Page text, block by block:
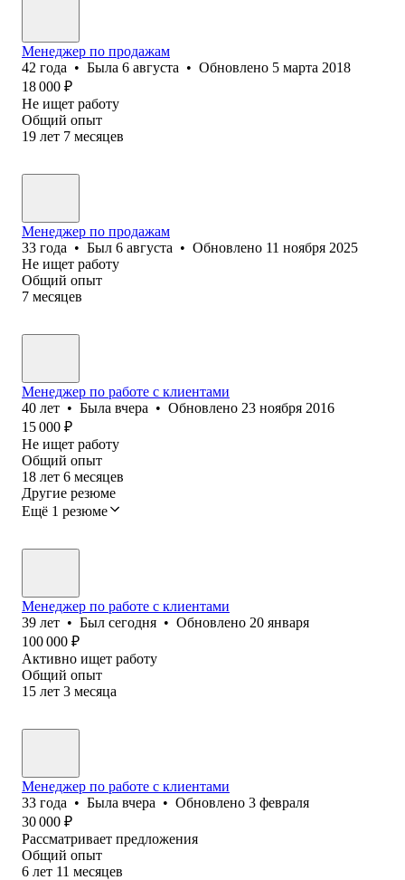
Менеджер по продажам
42 года • Была 6 августа • Обновлено 5 марта 2018
18 000 ₽
Не ищет работу
Общий опыт
19 лет 7 месяцев
Менеджер по продажам
33 года • Был 6 августа • Обновлено 11 ноября 2025
Не ищет работу
Общий опыт
7 месяцев
Менеджер по работе с клиентами
40 лет • Была вчера • Обновлено 23 ноября 2016
15 000 ₽
Не ищет работу
Общий опыт
18 лет 6 месяцев
Другие резюме
Ещё 1 резюме
Менеджер по работе с клиентами
39 лет • Был сегодня • Обновлено 20 января
100 000 ₽
Активно ищет работу
Общий опыт
15 лет 3 месяца
Менеджер по работе с клиентами
33 года • Была вчера • Обновлено 3 февраля
30 000 ₽
Рассматривает предложения
Общий опыт
6 лет 11 месяцев